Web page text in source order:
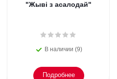
"Жыві з асалодай"
В наличии (9)
Подробнее